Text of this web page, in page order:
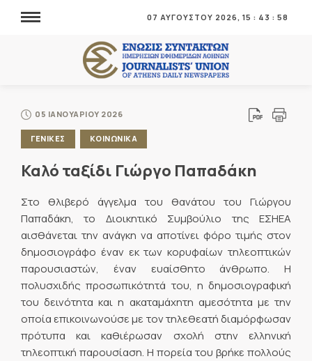
07 ΑΥΓΟΥΣΤΟΥ 2026, 15 : 43 : 58
05 ΙΑΝΟΥΑΡΙΟΥ 2026
ΓΕΝΙΚΕΣ ΚΟΙΝΩΝΙΚΑ
Καλό ταξίδι Γιώργο Παπαδάκη
Στο θλιβερό άγγελμα του θανάτου του Γιώργου
Παπαδάκη, το Διοικητικό Συμβούλιο της ΕΣΗΕΑ
αισθάνεται την ανάγκη να αποτίνει φόρο τιμής στον
δημοσιογράφο έναν εκ των κορυφαίων τηλεοπτικών
παρουσιαστών, έναν ευαίσθητο άνθρωπο. Η
πολυσχιδής προσωπικότητά του, η δημοσιογραφική
του δεινότητα και η ακαταμάχητη αμεσότητα με την
οποία επικοινωνούσε με τον τηλεθεατή διαμόρφωσαν
πρότυπα και καθιέρωσαν σχολή στην ελληνική
τηλεοπτική παρουσίαση. Η πορεία του βρήκε πολλούς